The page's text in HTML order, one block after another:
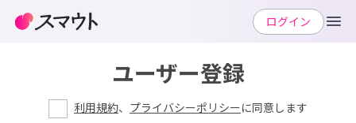
ユーザー登録
利用規約、 プライバシーポリシーに同意します
ログイン